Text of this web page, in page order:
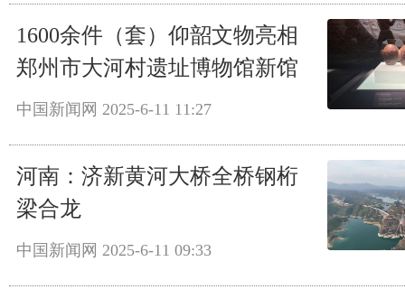
1600余件（套）仰韶文物亮相
郑州市大河村遗址博物馆新馆
中国新闻网 2025-6-11 11:27
河南：济新黄河大桥全桥钢桁
梁合龙
中国新闻网 2025-6-11 09:33